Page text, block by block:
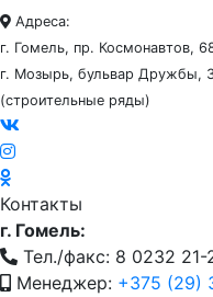
Адреса:
г. Гомель, пр. Космонавтов,
г. Мозырь, бульвар Дружбы,
(строительные ряды)
Контакты
г. Гомель:
Тел./факс: 8 0232 21-
Менеджер: +375 (29)